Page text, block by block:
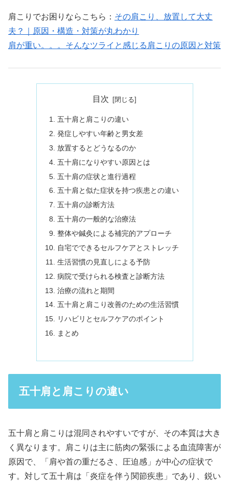
肩こりでお困りならこちら： その肩こり、放置して大丈
夫？｜原因・構造・対策が丸わかり
肩が重い。。。そんなツライと感じる肩こりの原因と対策
目次
五十肩と肩こりの違い
発症しやすい年齢と男女差
放置するとどうなるのか
五十肩になりやすい原因とは
五十肩の症状と進行過程
五十肩と似た症状を持つ疾患との違い
五十肩の診断方法
五十肩の一般的な治療法
整体や鍼灸による補完的アプローチ
自宅でできるセルフケアとストレッチ
生活習慣の見直しによる予防
病院で受けられる検査と診断方法
治療の流れと期間
五十肩と肩こり改善のための生活習慣
リハビリとセルフケアのポイント
まとめ
五十肩と肩こりの違い
五十肩と肩こりは混同されやすいですが、その本質は大き
く異なります。肩こりは主に筋肉の緊張による血流障害が
原因で、「肩や首の重だるさ、圧迫感」が中心の症状で
す。対して五十肩は「炎症を伴う関節疾患」であり、鋭い